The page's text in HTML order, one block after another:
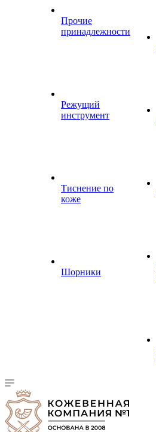
Прочие
принадлежности
Режущий
инструмент
Тиснение по
коже
Шорники